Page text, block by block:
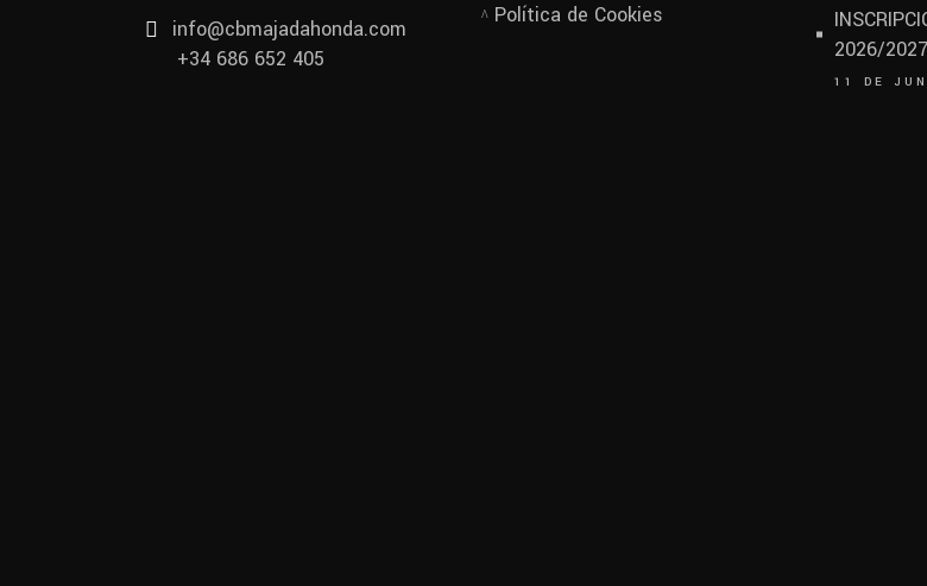
info@cbmajadahonda.com
+34 686 652 405
Política de Cookies
2026/2027
11 DE